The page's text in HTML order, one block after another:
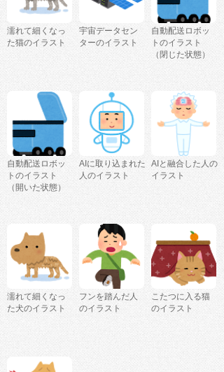
濡れて細くなっ
た猫のイラスト
宇宙データセン
ターのイラスト
自動配送ロボッ
トのイラスト
（閉じた状態）
自動配送ロボッ
トのイラスト
（開いた状態）
AIに取り込まれた
人のイラスト
AIと融合した人の
イラスト
濡れて細くなっ
た犬のイラスト
フンを踏んだ人
のイラスト
こたつに入る猫
のイラスト